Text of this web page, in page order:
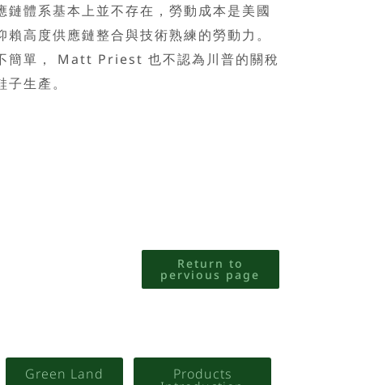
鏈體系基本上並不存在，勞動成本是美國
高度供應鏈整合與技術熟練的勞動力。
簡單， Matt Priest 也不認為川普的關稅
生產。
Return to
pervious page
Green Land Products